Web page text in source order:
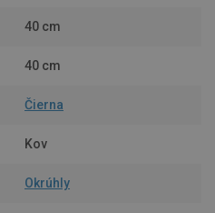
40 cm
40 cm
Čierna
Kov
Okrúhly